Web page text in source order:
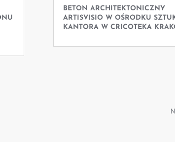
BETON ARCHITEKTONICZNY
ARTISVISIO W OŚRODKU
KANTORA W CRICOTEKA